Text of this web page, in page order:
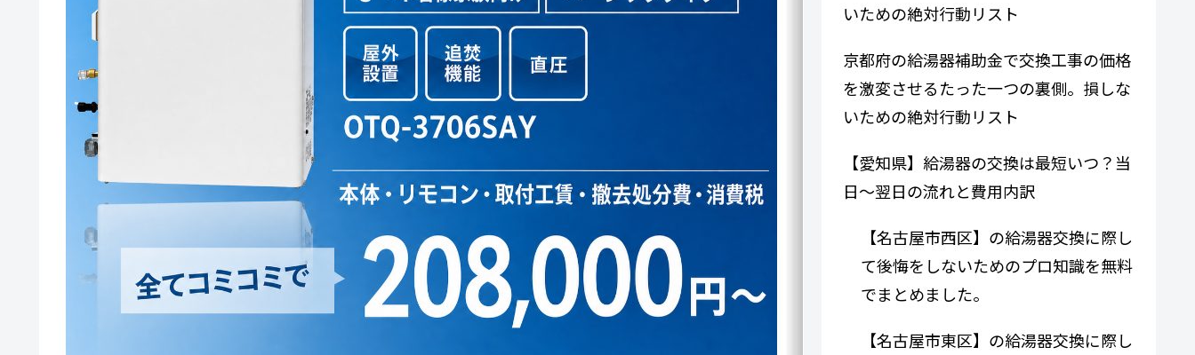
いための絶対行動リスト
京都府の給湯器補助金で交換工事の価格
を激変させるたった一つの裏側。損しな
いための絶対行動リスト
【愛知県】給湯器の交換は最短いつ？当
日〜翌日の流れと費用内訳
【名古屋市西区】の給湯器交換に際し
て後悔をしないためのプロ知識を無料
でまとめました。
【名古屋市東区】の給湯器交換に際し